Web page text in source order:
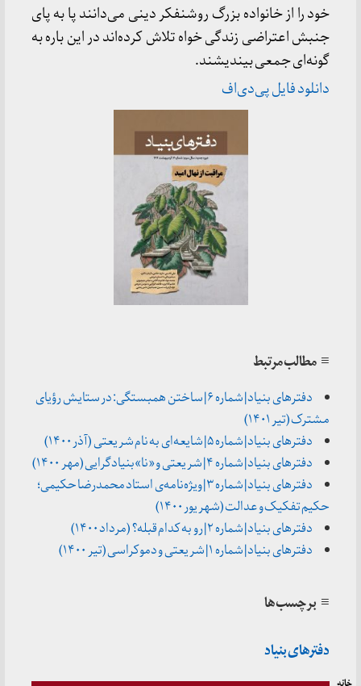
خود را از خانواده بزرگ روشنفکر دینی می‌دانند پا به پای
جنبش اعتراضی زندگی خواه تلاش کرده‌اند در این باره به
گونه‌ای جمعی بیندیشند.
دانلود فایل پی‌دی‌اف
≡ مطالب مرتبط
دفترهای بنیاد | شماره ۶ | ساختن همبستگی: در ستایش رؤیای
مشترک (تیر ۱۴۰۱)
دفترهای بنیاد | شماره ۵ | شایعه‌ای به نام شریعتی (آذر ۱۴۰۰)
دفترهای بنیاد | شماره ۴ | شریعتی و «نا»بنیادگرایی (مهر ۱۴۰۰)
دفترهای بنیاد | شماره ۳ | ویژه‌نامه‌ی استاد محمدرضا حکیمی؛
حکیم تفکیک و عدالت (شهریور ۱۴۰۰)
دفترهای بنیاد | شماره ۲ | رو به کدام قبله؟ (مرداد ۱۴۰۰)
دفترهای بنیاد | شماره ۱ | شریعتی و دموکراسی (تیر ۱۴۰۰)
≡ برچسب‌ها
دفترهای بنیاد